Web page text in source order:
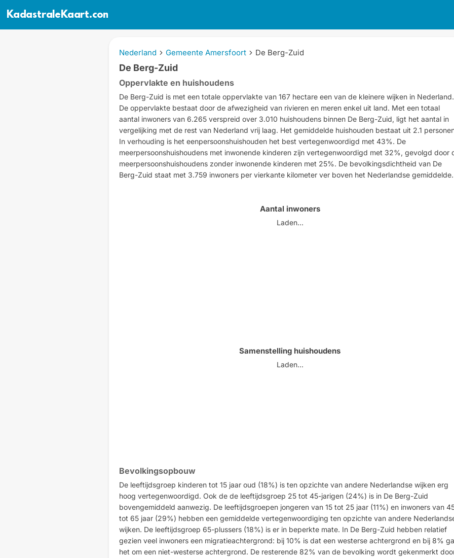
KadastraleKaart.com
Nederland Gemeente Amersfoort De Berg-Zuid
De Berg-Zuid
Oppervlakte en huishoudens
De Berg-Zuid is met een totale oppervlakte van 167 hectare een van de kleinere wijken in Nederland.
De oppervlakte bestaat door de afwezigheid van rivieren en meren enkel uit land. Met een totaal
aantal inwoners van 6.265 verspreid over 3.010 huishoudens binnen De Berg-Zuid, ligt het aantal in
vergelijking met de rest van Nederland vrij laag. Het gemiddelde huishouden bestaat uit 2.1
In verhouding is het eenpersoonshuishouden het best vertegenwoordigd met 43%. De
meerpersoonshuishoudens met inwonende kinderen zijn vertegenwoordigd met 32%, gevolgd door
meerpersoonshuishoudens zonder inwonende kinderen met 25%. De bevolkingsdichtheid van De
Berg-Zuid staat met 3.759 inwoners per vierkante kilometer ver boven het Nederlandse gemiddelde.
Aantal inwoners
Laden...
Samenstelling huishoudens
Laden...
Bevolkingsopbouw
De leeftijdsgroep kinderen tot 15 jaar oud (18%) is ten opzichte van andere Nederlandse wijken erg
hoog vertegenwoordigd. Ook de de leeftijdsgroep 25 tot 45-jarigen (24%) is in De Berg-Zuid
bovengemiddeld aanwezig. De leeftijdsgroepen jongeren van 15 tot 25 jaar (11%) en inwoners van
tot 65 jaar (29%) hebben een gemiddelde vertegenwoordiging ten opzichte van andere
wijken. De leeftijdsgroep 65-plussers (18%) is er in beperkte mate. In De Berg-Zuid hebben relatief
gezien veel inwoners een migratieachtergrond: bij 10% is dat een westerse achtergrond en bij 8%
het om een niet-westerse achtergrond. De resterende 82% van de bevolking wordt gekenmerkt